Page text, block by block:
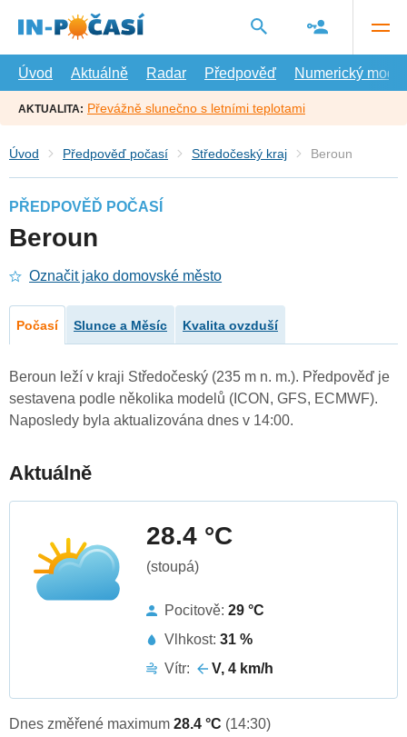
hlavní
Úvod
Aktuálně Radar Předpověď Numerický model
AKTUALITA: Převážně slunečno s letními teplotami
Úvod Předpověď počasí Středočeský kraj Beroun
PŘEDPOVĚĎ POČASÍ
Beroun
Označit jako domovské město
Počasí Slunce a Měsíc Kvalita ovzduší
Beroun leží v kraji Středočeský (235 m n. m.). Předpověď je
sestavena podle několika modelů (ICON, GFS, ECMWF).
Naposledy byla aktualizována dnes v 14:00.
Aktuálně
28.4 °C
(stoupá)
Pocitově: 29 °C
Vlhkost: 31 %
Vítr:
V, 4 km/h
Dnes změřené maximum 28.4 °C (14:30)